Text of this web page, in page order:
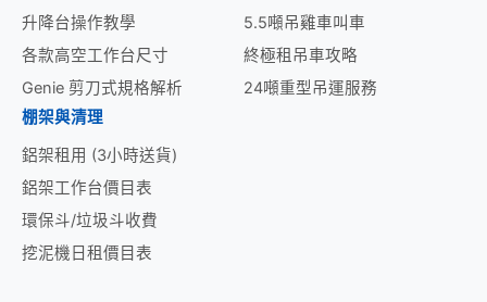
升降台操作教學
各款高空工作台尺寸
Genie 剪刀式規格解析
5.5噸吊雞車叫車
終極租吊車攻略
24噸重型吊運服務
棚架與清理
鋁架租用 (3小時送貨)
鋁架工作台價目表
環保斗/垃圾斗收費
挖泥機日租價目表